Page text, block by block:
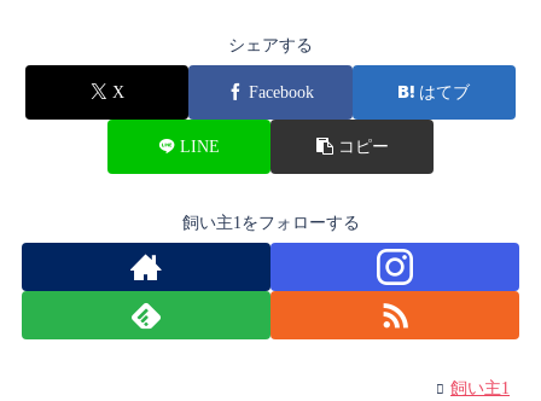
シェアする
X Facebook はてブ
LINE コピー
飼い主1をフォローする
飼い主1